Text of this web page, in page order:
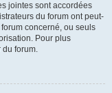
jointes sont accordées
du forum ont peut-
concerné, ou seuls
Pour plus
du forum.